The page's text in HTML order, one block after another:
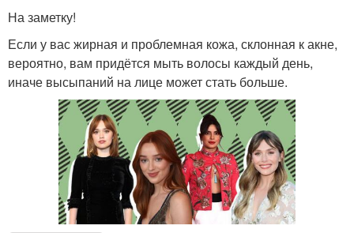
На заметку!
Если у вас жирная и проблемная кожа, склонная к акне,
вероятно, вам придётся мыть волосы каждый день,
иначе высыпаний на лице может стать больше.